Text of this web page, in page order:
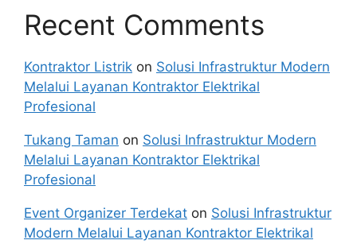
Recent Comments
Kontraktor Listrik on Solusi Infrastruktur Modern
Melalui Layanan Kontraktor Elektrikal
Profesional
Tukang Taman on Solusi Infrastruktur Modern
Melalui Layanan Kontraktor Elektrikal
Profesional
Event Organizer Terdekat on Solusi Infrastruktur
Modern Melalui Layanan Kontraktor Elektrikal